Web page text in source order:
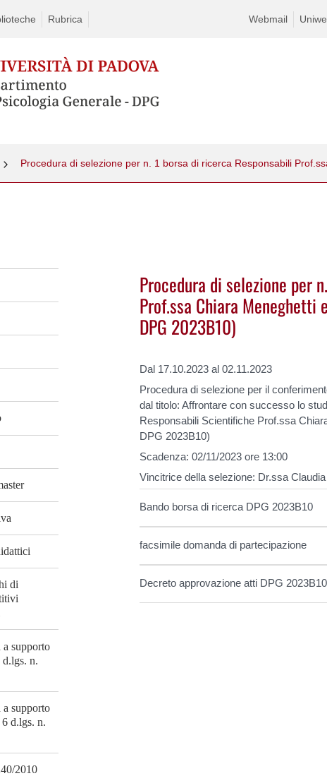
Rubrica Webmail
di
supporto
n.
supporto
d.lgs. n.
2010
Procedura di selezione per
Prof.ssa Chiara Meneghetti
DPG 2023B10)
Dal 17.10.2023 al 02.11.2023
Procedura di selezione per il
dal titolo: Affrontare con successo lo
Responsabili Scientifiche Prof.ssa
DPG 2023B10)
Scadenza: 02/11/2023 ore 13:00
Vincitrice della selezione: Dr.ssa
Bando borsa di ricerca DPG 2023B10
facsimile domanda di partecipazione
Decreto approvazione atti DPG 2023B10